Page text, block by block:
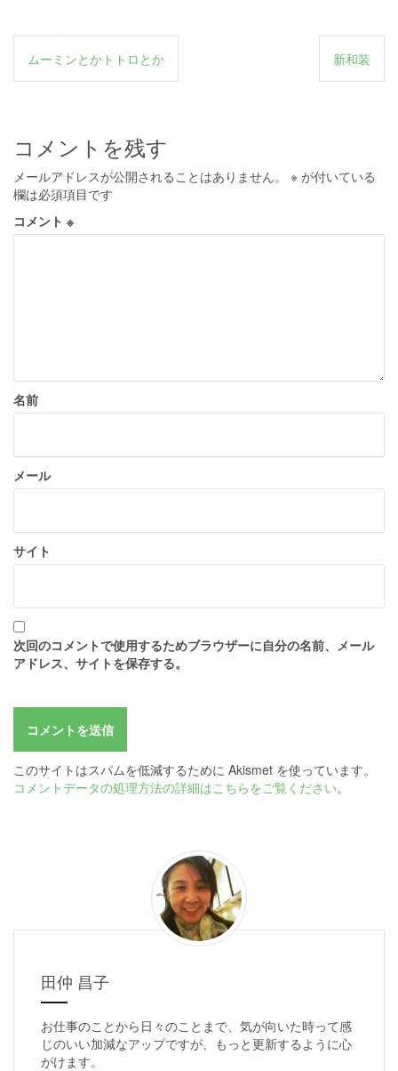
投
稿
ビ
ゲ
ー
シ
ムーミンとかトトロとか 新和装
コメントを残す
メールアドレスが公開されることはありません。 ※ が付いている
欄は必須項目です
コメント ※
名前
メール
サイト
次回のコメントで使用するためブラウザーに自分の名前、メール
アドレス、サイトを保存する。
このサイトはスパムを低減するために Akismet を使っています。
コメントデータの処理方法の詳細はこちらをご覧ください。
田仲 昌子
お仕事のことから日々のことまで、気が向いた時って感
じのいい加減なアップですが、もっと更新するように心
がけます。